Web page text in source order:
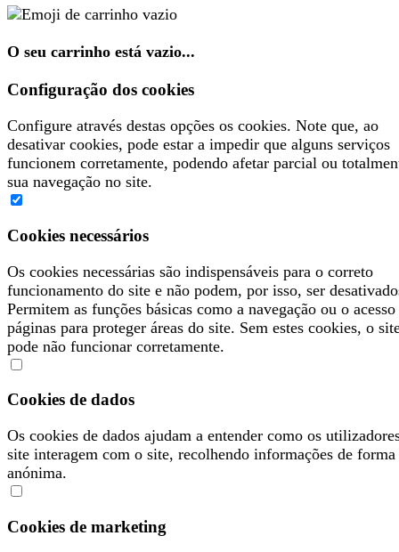
O seu carrinho está vazio...
Configuração dos cookies
Configure através destas opções os cookies. Note que, ao
desativar cookies, pode estar a impedir que alguns serviços
funcionem corretamente, podendo afetar parcial ou
sua navegação no site.
Cookies necessários
Os cookies necessárias são indispensáveis para o correto
funcionamento do site e não podem, por isso, ser
Permitem as funções básicas como a navegação ou o acesso
páginas para proteger áreas do site. Sem estes cookies, o
pode não funcionar corretamente.
Cookies de dados
Os cookies de dados ajudam a entender como os
site interagem com o site, recolhendo informações de forma
anónima.
Cookies de marketing